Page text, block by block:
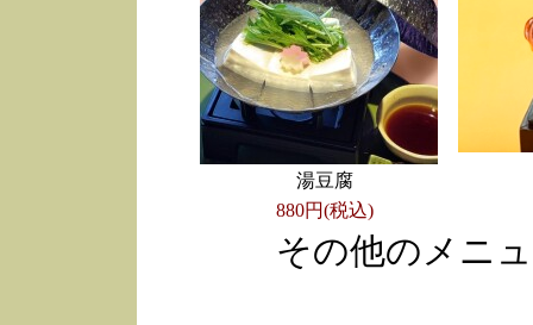
湯豆腐
880円(税込)
その他のメニ